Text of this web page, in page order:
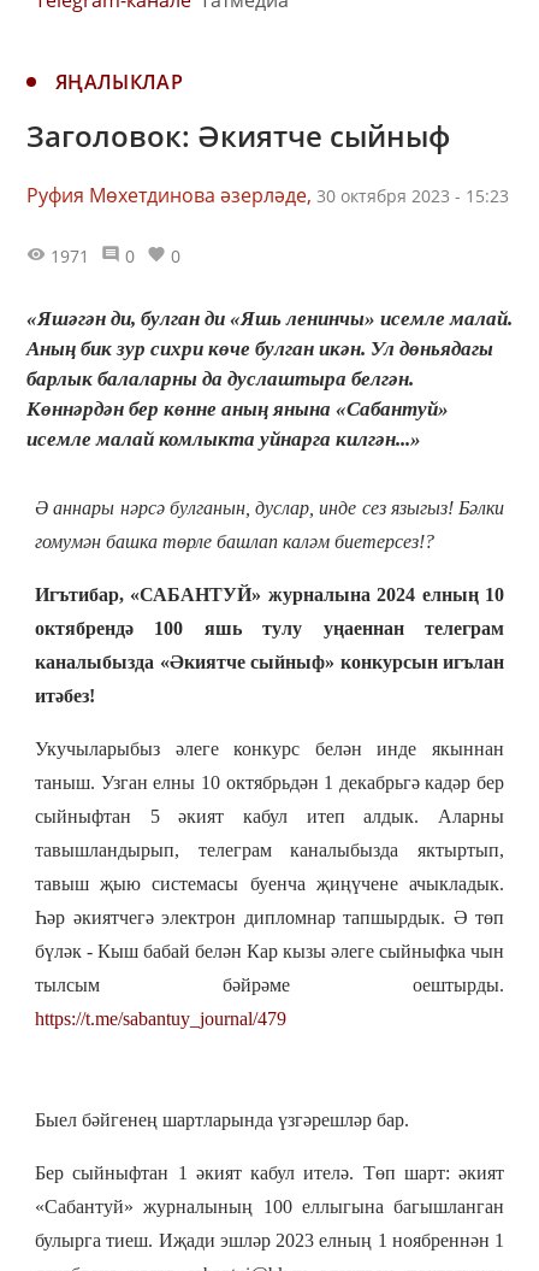
ЯҢАЛЫКЛАР
Заголовок: Әкиятче сыйныф
Руфия Мөхетдинова әзерләде, 30 октября 2023 - 15:23
1971 0 0
«Яшәгән ди, булган ди «Яшь ленинчы» исемле малай.
Аның бик зур сихри көче булган икән. Ул дөньядагы
барлык балаларны да дуслаштыра белгән.
Көннәрдән бер көнне аның янына «Сабантуй»
исемле малай комлыкта уйнарга килгән...»
Ә аннары нәрсә булганын, дуслар, инде сез языгыз! Бәлки
гомумән башка төрле башлап каләм биетерсез!?
Игътибар, «САБАНТУЙ» журналына 2024 елның 10
октябрендә 100 яшь тулу уңаеннан телеграм
каналыбызда «Әкиятче сыйныф» конкурсын игълан
итәбез!
Укучыларыбыз әлеге конкурс белән инде якыннан
таныш. Узган елны 10 октябрьдән 1 декабрьгә кадәр бер
сыйныфтан 5 әкият кабул итеп алдык. Аларны
тавышландырып, телеграм каналыбызда яктыртып,
тавыш җыю системасы буенча җиңүчене ачыкладык.
Һәр әкиятчегә электрон дипломнар тапшырдык. Ә төп
бүләк - Кыш бабай белән Кар кызы әлеге сыйныфка чын
тылсым бәйрәме оештырды.
https://t.me/sabantuy_journal/479
Быел бәйгенең шартларында үзгәрешләр бар.
Бер сыйныфтан 1 әкият кабул ителә. Төп шарт: әкият
«Сабантуй» журналының 100 еллыгына багышланган
булырга тиеш. Иҗади эшләр 2023 елның 1 ноябреннән 1